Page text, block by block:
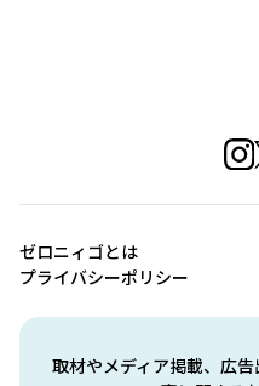
取材やメディア掲載、広
ゼロニィゴとは
プライバシーポリシー